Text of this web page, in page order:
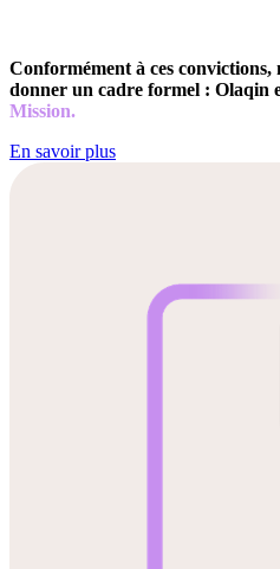
Conformément à ces convictions,
donner un cadre formel : Olaqin
Mission.
En savoir plus